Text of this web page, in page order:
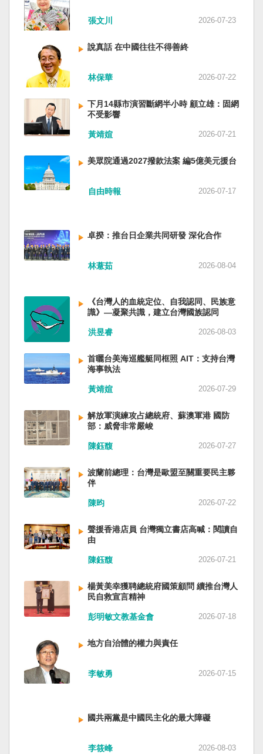
近平思想嗎？ 最後一句是「會議還研究了其他事
項。」這是每次外媒最感興趣的問題，那就是人
洗了多少人？這為習近平的進一步獨裁和二十一
大續任鋪平道路。據統計，過去一年，已有十九
名中央委員被官方宣布落馬或罷免全國人大代表
職務。另外還有「失蹤」者。總共接近三十人。
領銜的是兩名政治局委員：軍委副主席張又俠與
新疆黨委書記馬興瑞。 軍方還有原中央軍委副主
席何衛東、原軍委委員兼聯合參謀部參謀長劉振
立、原軍委政治工作部主任苗華、前信息支援部
備發展部部長許學強、前西部戰區政委李鳳彪、
前空軍政委郭普校、前東部戰區政委劉青松、前
南部戰區司令員吳亞男、前南部戰區政委王文
委鍾紹軍等。 黨政系統部分，前廣西政府主席藍
天立、前內蒙古政府主席王莉霞、前中國證監會
主席易會滿、前內蒙古黨委書記孫紹騁、前浙江
省委書記易煉紅、前應急管理部部長王祥喜、前
信部部長金壯龍、前中央軍民融合辦常務副主任
雷凡培，都是被不正常免職。 最新的河北黨書記
倪岳峰「另有任用」，應該是與德國之聲與紐約
時報披露張家口對海外人士動態控制平台被登錄
安？ （作者林保華為資深時事評論員）
張文川 2026-07-23
說真話 在中國往往不得善終
林保華 2026-07-22
下月14縣市演習斷網半小時 顧立雄：固網
不受影響
黃靖媗 2026-07-21
美眾院通過2027撥款法案 編5億美元援台
自由時報 2026-07-17
卓揆：推台日企業共同研發 深化合作
林薏茹 2026-08-04
《台灣人的血統定位、自我認同、民族意
識》—凝聚共識，建立台灣國族認同
洪昱睿 2026-08-03
首曬台美海巡艦艇同框照 AIT：支持台灣
海事執法
黃靖媗 2026-07-29
解放軍演練攻占總統府、蘇澳軍港 國防
部：威脅非常嚴峻
陳鈺馥 2026-07-27
波蘭前總理：台灣是歐盟至關重要民主夥
伴
陳昀 2026-07-22
聲援香港店員 台灣獨立書店高喊：閱讀自
由
陳鈺馥 2026-07-21
楊黃美幸獲聘總統府國策顧問 續推台灣人
民自救宣言精神
彭明敏文教基金會 2026-07-18
地方自治體的權力與責任
李敏勇 2026-07-15
國共兩黨是中國民主化的最大障礙
李筱峰 2026-08-03